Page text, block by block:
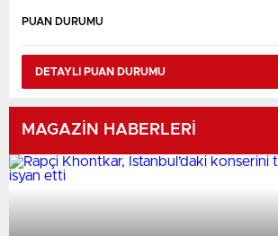
Karşılaşmalar Yükleniyor...
PUAN DURUMU
DETAYLI PUAN DURUMU
MAGAZİN HABERLERİ